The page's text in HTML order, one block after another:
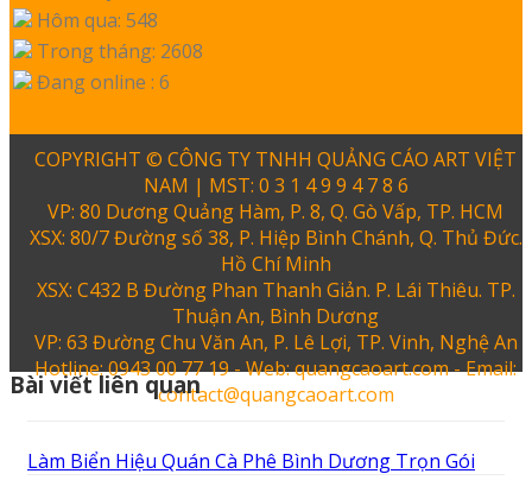
Hôm qua: 548
Trong tháng: 2608
Đang online : 6
COPYRIGHT © CÔNG TY TNHH QUẢNG CÁO ART VIỆT
NAM | MST: 0 3 1 4 9 9 4 7 8 6
VP: 80 Dương Quảng Hàm, P. 8, Q. Gò Vấp, TP. HCM
XSX: 80/7 Đường số 38, P. Hiệp Bình Chánh, Q. Thủ Đức.
Hồ Chí Minh
XSX: C432 B Đường Phan Thanh Giản. P. Lái Thiêu. TP.
Thuận An, Bình Dương
VP: 63 Đường Chu Văn An, P. Lê Lợi, TP. Vinh, Nghệ An
Hotline: 0943 00 77 19 - Web: quangcaoart.com - Email:
contact@quangcaoart.com
Bài viết liên quan
Làm Biển Hiệu Quán Cà Phê Bình Dương Trọn Gói